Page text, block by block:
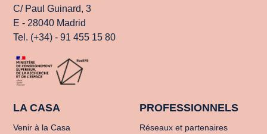
C/ Paul Guinard, 3
E - 28040 Madrid
Tel. (+34) - 91 455 15 80
LA CASA
Venir à la Casa
PROFESSIONNELS
Réseaux et partenaires